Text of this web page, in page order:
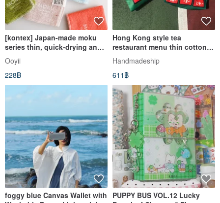
[kontex] Japan-made moku
series thin, quick-drying and
absorbent handkerchiefs
(eight colors)
Ooyii
228฿
Hong Kong style tea
restaurant menu thin cotton
computer bag-handle-13 inch
Handmadeship
611฿
foggy blue Canvas Wallet with
PUPPY BUS VOL.12 Lucky